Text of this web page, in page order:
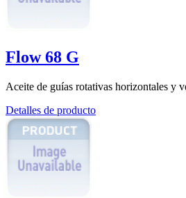
Flow 68 G
Aceite de guías rotativas horizontales y
Detalles de producto